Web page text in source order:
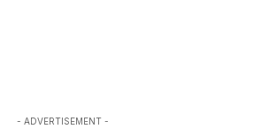
- ADVERTISEMENT -